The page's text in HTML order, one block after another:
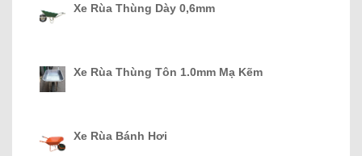
Xe Rùa Thùng Dày 0,6mm
Xe Rùa Thùng Tôn 1.0mm Mạ Kẽm
Xe Rùa Bánh Hơi